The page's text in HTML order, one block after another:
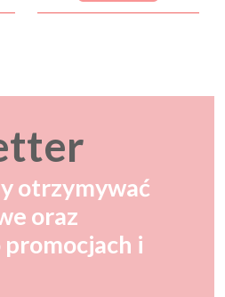
otrzymywać
oraz
i